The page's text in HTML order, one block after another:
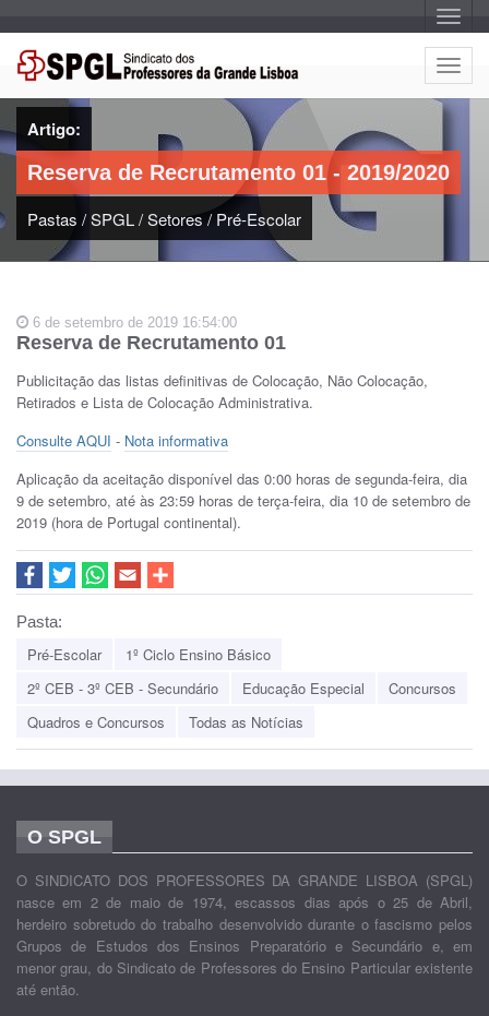
A
l
t
e
r
a
a
v
e
g
o
A
l
t
r
n
a
a
Artigo:
Reserva de Recrutamento 01 - 2019/2020
Pastas /SPGL/Setores/Pré-Escolar
6 de setembro de 2019 16:54:00
Reserva de Recrutamento 01
Publicitação das listas definitivas de Colocação, Não Colocação,
Retirados e Lista de Colocação Administrativa.
Consulte AQUI - Nota informativa
Aplicação da aceitação disponível das 0:00 horas de segunda-feira, dia
9 de setembro, até às 23:59 horas de terça-feira, dia 10 de setembro de
2019 (hora de Portugal continental).
Pasta:
Pré-Escolar
1º Ciclo Ensino Básico
2º CEB - 3º CEB - Secundário
Educação Especial
Concursos
Quadros e Concursos
Todas as Notícias
O SPGL
O SINDICATO DOS PROFESSORES DA GRANDE LISBOA (SPGL)
nasce em 2 de maio de 1974, escassos dias após o 25 de Abril,
herdeiro sobretudo do trabalho desenvolvido durante o fascismo pelos
Grupos de Estudos dos Ensinos Preparatório e Secundário e, em
menor grau, do Sindicato de Professores do Ensino Particular existente
até então.